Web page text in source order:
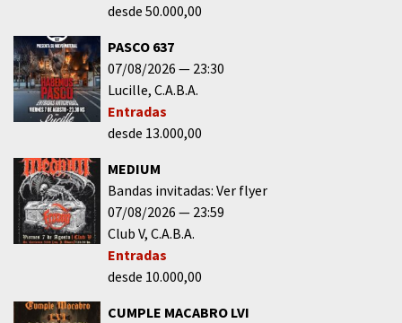
desde 50.000,00
PASCO 637
07/08/2026
23:30
Lucille C.A.B.A.
Entradas
desde 13.000,00
MEDIUM
Bandas invitadas: Ver flyer
07/08/2026
23:59
Club V C.A.B.A.
Entradas
desde 10.000,00
CUMPLE MACABRO LVI